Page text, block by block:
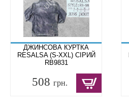
ДЖИНСОВА КУРТКА
RESALSA (S-XXL) СІРИЙ
RB9831
508 грн.